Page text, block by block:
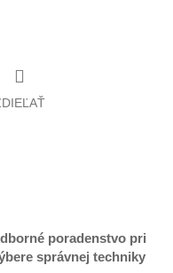
poradenstvo pri
správnej techniky